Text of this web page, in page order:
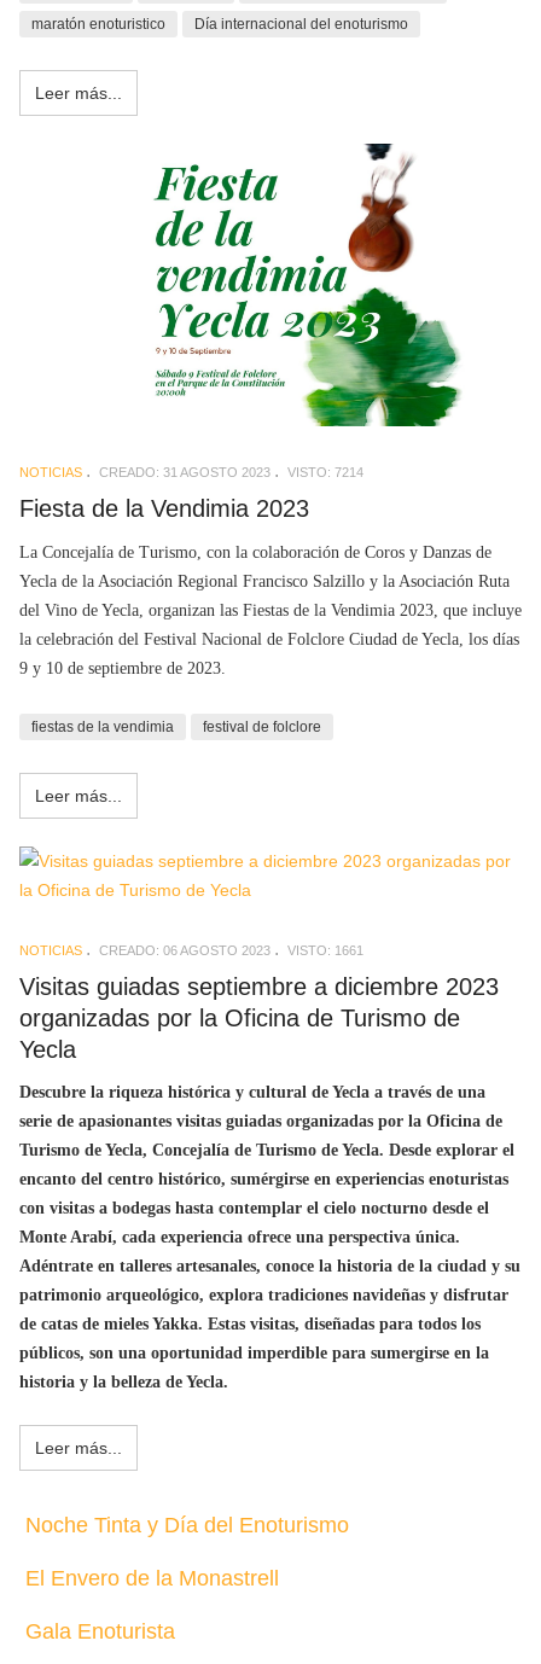
maratón enoturistico
Día internacional del enoturismo
Leer más...
NOTICIAS CREADO: 31 AGOSTO 2023 VISTO: 7214
Fiesta de la Vendimia 2023
La Concejalía de Turismo, con la colaboración de Coros y Danzas de
Yecla de la Asociación Regional Francisco Salzillo y la Asociación Ruta
del Vino de Yecla, organizan las Fiestas de la Vendimia 2023, que incluye
la celebración del Festival Nacional de Folclore Ciudad de Yecla, los días
9 y 10 de septiembre de 2023.
fiestas de la vendimia festival de folclore
Leer más...
NOTICIAS CREADO: 06 AGOSTO 2023 VISTO: 1661
Visitas guiadas septiembre a diciembre 2023
organizadas por la Oficina de Turismo de
Yecla
Descubre la riqueza histórica y cultural de Yecla a través de una
serie de apasionantes visitas guiadas organizadas por la Oficina de
Turismo de Yecla, Concejalía de Turismo de Yecla. Desde explorar el
encanto del centro histórico, sumérgirse en experiencias enoturistas
con visitas a bodegas hasta contemplar el cielo nocturno desde el
Monte Arabí, cada experiencia ofrece una perspectiva única.
Adéntrate en talleres artesanales, conoce la historia de la ciudad y su
patrimonio arqueológico, explora tradiciones navideñas y disfrutar
de catas de mieles Yakka. Estas visitas, diseñadas para todos los
públicos, son una oportunidad imperdible para sumergirse en la
historia y la belleza de Yecla.
Leer más...
Noche Tinta y Día del Enoturismo
El Envero de la Monastrell
Gala Enoturista